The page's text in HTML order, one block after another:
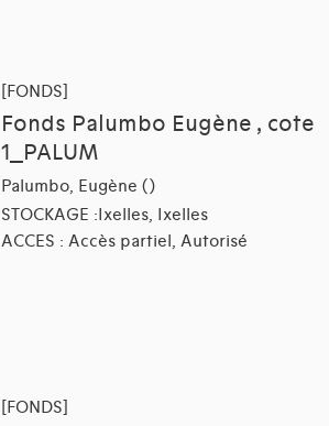
[FONDS]
Fonds Palumbo Eugène , cote
1_PALUM
Palumbo, Eugène ()
STOCKAGE :Ixelles, Ixelles
ACCES : Accès partiel, Autorisé
[FONDS]